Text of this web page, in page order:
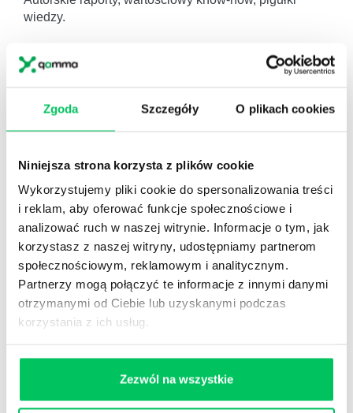
Zgoda Szczegóły O plikach cookies
Niniejsza strona korzysta z plików cookie
Wykorzystujemy pliki cookie do spersonalizowania treści
i reklam, aby oferować funkcje społecznościowe i
analizować ruch w naszej witrynie. Informacje o tym, jak
korzystasz z naszej witryny, udostępniamy partnerom
społecznościowym, reklamowym i analitycznym.
Partnerzy mogą połączyć te informacje z innymi danymi
otrzymanymi od Ciebie lub uzyskanymi podczas
korzystania z ich usług.
Zezwól na wszystkie
wiedzy.
obszaru HR.
Artykuły eksperckie
Artykuły związane ze szkoleniami eksperckimi.